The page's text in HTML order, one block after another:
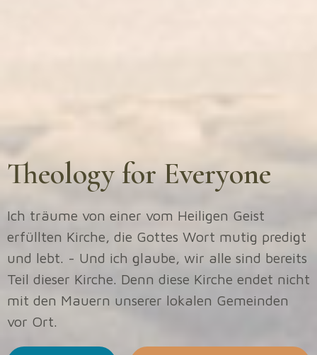
Theology for Everyone
Ich träume von einer vom Heiligen Geist
erfüllten Kirche, die Gottes Wort mutig predigt
und lebt. - Und ich glaube, wir alle sind bereits
Teil dieser Kirche. Denn diese Kirche endet nicht
mit den Mauern unserer lokalen Gemeinden
vor Ort.